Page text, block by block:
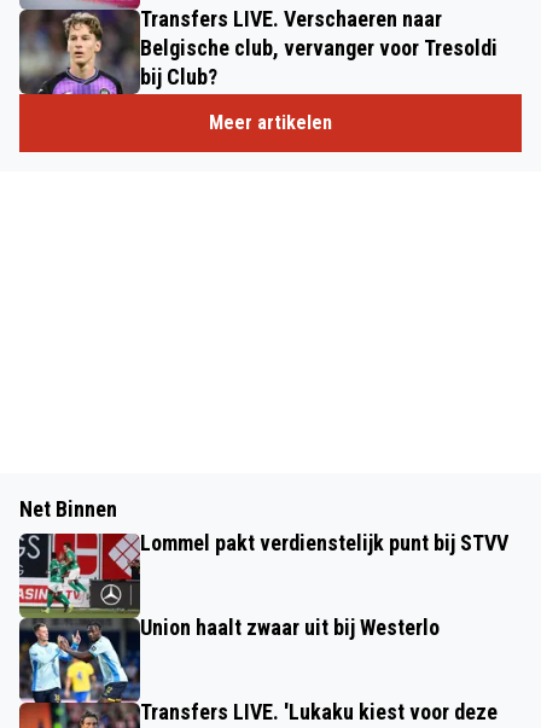
Transfers LIVE. Verschaeren naar
Belgische club, vervanger voor Tresoldi
bij Club?
Meer artikelen
Net Binnen
Lommel pakt verdienstelijk punt bij STVV
Union haalt zwaar uit bij Westerlo
Transfers LIVE. 'Lukaku kiest voor deze